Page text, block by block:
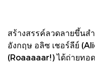
สร้างสรรค์ลวดลายขึ้น
อังกฤษ อลิซ เชอร์ลีย์
(Roaaaaar!) ได้ถ่ายทอ